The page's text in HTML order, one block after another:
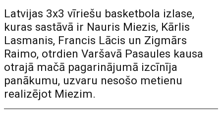
Latvijas 3x3 vīriešu basketbola izlase,
kuras sastāvā ir Nauris Miezis, Kārlis
Lasmanis, Francis Lācis un Zigmārs
Raimo, otrdien Varšavā Pasaules kausa
otrajā mačā pagarinājumā izcīnīja
panākumu, uzvaru nesošo metienu
realizējot Miezim.